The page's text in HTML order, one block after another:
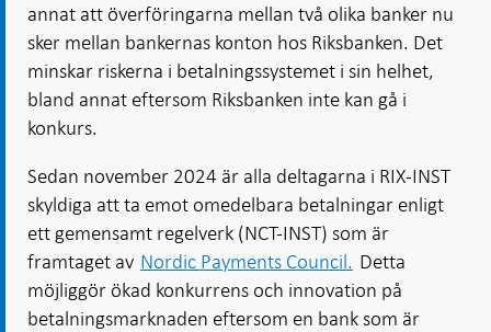
annat att överföringarna mellan två olika banker nu
sker mellan bankernas konton hos Riksbanken. Det
minskar riskerna i betalningssystemet i sin helhet,
bland annat eftersom Riksbanken inte kan gå i
konkurs.
Sedan november 2024 är alla deltagarna i RIX-INST
skyldiga att ta emot omedelbara betalningar enligt
ett gemensamt regelverk (NCT-INST) som är
framtaget av Nordic Payments Council. Detta
möjliggör ökad konkurrens och innovation på
betalningsmarknaden eftersom en bank som är